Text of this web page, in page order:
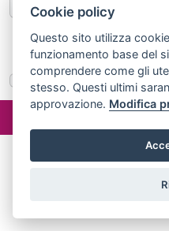
«Articolo 168 bis
©2024 misterlex.it -
Cookie policy
Questo sito utilizza
funzionamento base del
comprendere come gli
stesso. Questi ultimi
approvazione. Modifica